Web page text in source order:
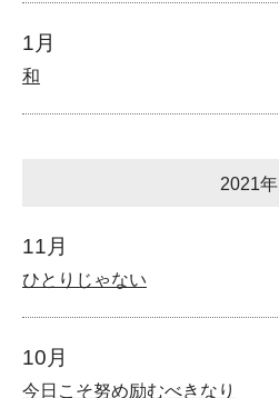
1月
和
2021年
11月
ひとりじゃない
10月
今日こそ努め励むべきなり